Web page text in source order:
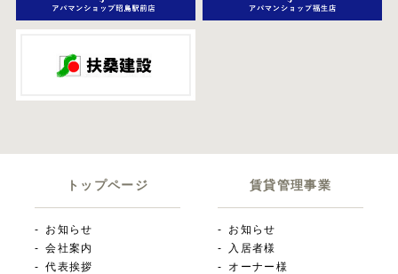
トップページ
お知らせ
会社案内
代表挨拶
賃貸管理事業
お知らせ
入居者様
オーナー様